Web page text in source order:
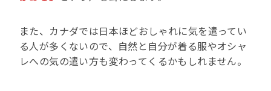
また、カナダでは日本ほどおしゃれに気を遣ってい
る人が多くないので、自然と自分が着る服やオシャ
レへの気の遣い方も変わってくるかもしれません。